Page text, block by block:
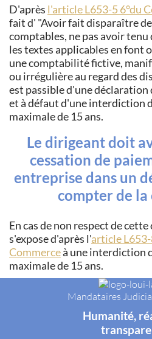
D'après l'article L653-5 6°du
fait d' Avoir fait disparaître
comptables, ne pas avoir
les textes applicables en font
une comptabilité fictive,
ou irrégulière au regard des
est passible d'une
et à défaut d'une interdiction
maximale de 15 ans.
Le dirigeant doit
cessation de
entreprise dans un
compter de la
En cas de non respect de
s'expose d'après l'article
Commerceà une interdiction
maximale de 15 ans.
Mandataires
Humanité,